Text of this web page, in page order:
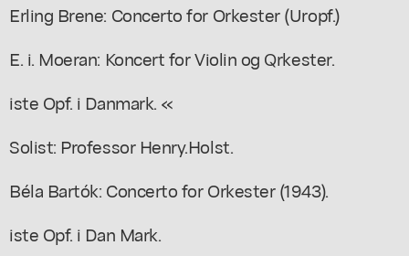
Erling Brene: Concerto for Orkester (Uropf.)
E. i. Moeran: Koncert for Violin og Qrkester.
iste Opf. i Danmark. «
Solist: Professor Henry.Holst.
Béla Bartók: Concerto for Orkester (1943).
iste Opf. i Dan Mark.